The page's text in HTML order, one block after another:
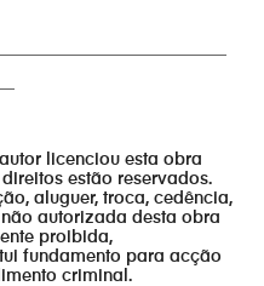
licenciou esta obra
estão reservados.
aluguer, troca, cedência,
autorizada desta obra
proibida,
fundamento para acção
criminal.